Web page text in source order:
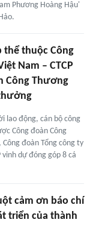
Phương Hoàng Hậu'
thể thuộc Công
Nam – CTCP
Công Thương
lao động, cán bộ công
Công đoàn Công
đoàn Tổng công ty
vinh dự đóng góp 8 cá
cảm ơn báo chí
triển của thành